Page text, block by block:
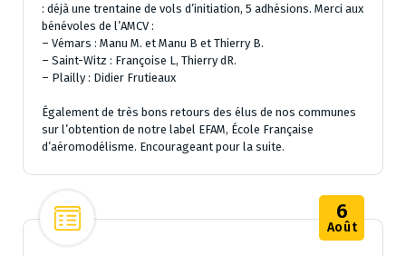
: déjà une trentaine de vols d’initiation, 5 adhésions. Merci aux
bénévoles de l’AMCV :
– Vémars : Manu M. et Manu B et Thierry B.
– Saint-Witz : Françoise L, Thierry dR.
– Plailly : Didier Frutieaux
Également de très bons retours des élus de nos communes
sur l’obtention de notre label EFAM, École Française
d’aéromodélisme. Encourageant pour la suite.
6
Août